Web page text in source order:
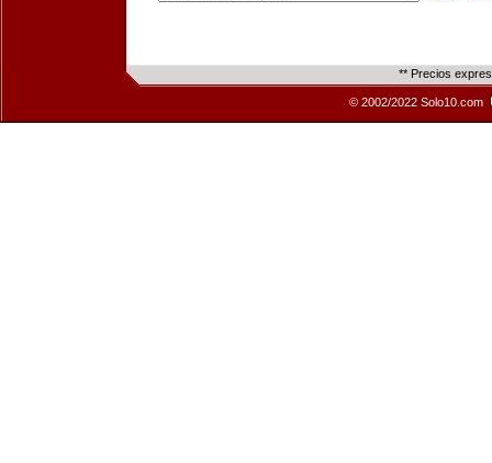
** Precios
© 2002/2022 Solo10.com